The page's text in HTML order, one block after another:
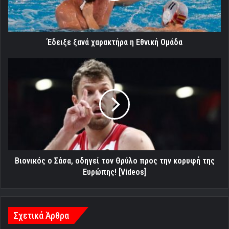
Έδειξε ξανά χαρακτήρα η Εθνική Ομάδα
τηςΒιονικός ο Σάσα, οδηγεί τον Θρύλο προς την κορυφή της
Ευρώπης! [Videos]
Σχετικά Άρθρα